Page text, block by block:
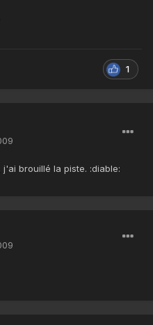
1
brouillé la piste. :diable: